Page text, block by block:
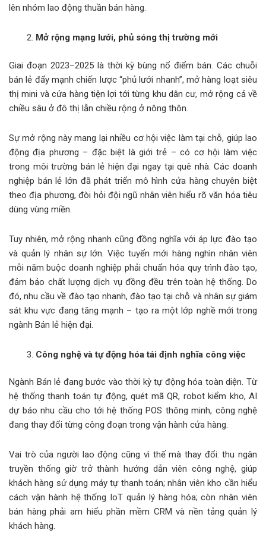
lên nhóm lao động thuần bán hàng.
Mở rộng mạng lưới, phủ sóng thị trường mới
Giai đoạn 2023–2025 là thời kỳ bùng nổ điểm bán. Các chuỗi
bán lẻ đẩy mạnh chiến lược “phủ lưới nhanh”, mở hàng loạt siêu
thị mini và cửa hàng tiện lợi tới từng khu dân cư, mở rộng cả về
chiều sâu ở đô thị lẫn chiều rộng ở nông thôn.
Sự mở rộng này mang lại nhiều cơ hội việc làm tại chỗ, giúp lao
động địa phương – đặc biệt là giới trẻ – có cơ hội làm việc
trong môi trường bán lẻ hiện đại ngay tại quê nhà. Các doanh
nghiệp bán lẻ lớn đã phát triển mô hình cửa hàng chuyên biệt
theo địa phương, đòi hỏi đội ngũ nhân viên hiểu rõ văn hóa tiêu
dùng vùng miền.
Tuy nhiên, mở rộng nhanh cũng đồng nghĩa với áp lực đào tạo
và quản lý nhân sự lớn. Việc tuyển mới hàng nghìn nhân viên
mỗi năm buộc doanh nghiệp phải chuẩn hóa quy trình đào tạo,
đảm bảo chất lượng dịch vụ đồng đều trên toàn hệ thống. Do
đó, nhu cầu về đào tạo nhanh, đào tạo tại chỗ và nhân sự giám
sát khu vực đang tăng mạnh – tạo ra một lớp nghề mới trong
ngành Bán lẻ hiện đại.
Công nghệ và tự động hóa tái định nghĩa công việc
Ngành Bán lẻ đang bước vào thời kỳ tự động hóa toàn diện. Từ
hệ thống thanh toán tự động, quét mã QR, robot kiểm kho, AI
dự báo nhu cầu cho tới hệ thống POS thông minh, công nghệ
đang thay đổi từng công đoạn trong vận hành cửa hàng.
Vai trò của người lao động cũng vì thế mà thay đổi: thu ngân
truyền thống giờ trở thành hướng dẫn viên công nghệ, giúp
khách hàng sử dụng máy tự thanh toán; nhân viên kho cần hiểu
cách vận hành hệ thống IoT quản lý hàng hóa; còn nhân viên
bán hàng phải am hiểu phần mềm CRM và nền tảng quản lý
khách hàng.